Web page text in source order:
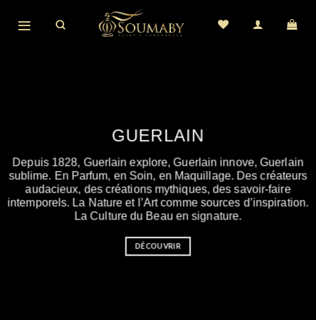
GUERLAIN
Depuis 1828, Guerlain explore, Guerlain innove, Guerlain
sublime. En Parfum, en Soin, en Maquillage. Des créateurs
audacieux, des créations mythiques, des savoir-faire
intemporels. La Nature et l’Art comme sources d’inspiration.
La Culture du Beau en signature.
DÉCOUVRIR